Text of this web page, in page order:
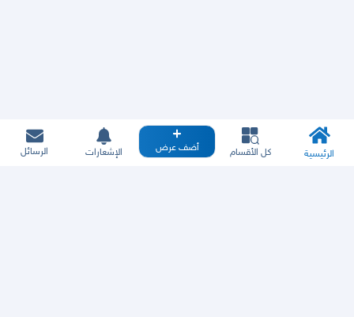
الرئيسية كل الأقسام أضف عرض الإشعارات الرسائل